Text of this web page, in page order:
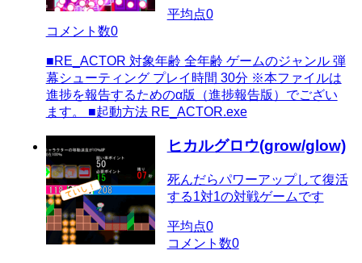
平均点0
コメント数0
■RE_ACTOR 対象年齢 全年齢 ゲームのジャンル 弾
幕シューティング プレイ時間 30分 ※本ファイルは
進捗を報告するためのα版（進捗報告版）でござい
ます。 ■起動方法 RE_ACTOR.exe
ヒカルグロウ(grow/glow)
死んだらパワーアップして復活
する1対1の対戦ゲームです
平均点0
コメント数0